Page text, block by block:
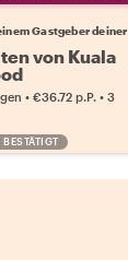
von Kuala
• €36.72 p.P. • 3
BESTÄTIGT